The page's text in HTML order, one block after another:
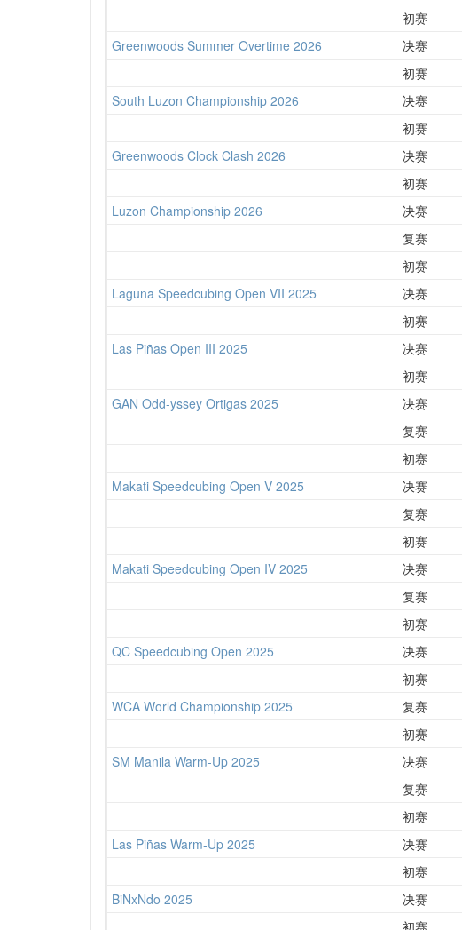
初赛
Greenwoods Summer Overtime 2026 决赛
初赛
South Luzon Championship 2026 决赛
初赛
Greenwoods Clock Clash 2026 决赛
初赛
Luzon Championship 2026 决赛
复赛
初赛
Laguna Speedcubing Open VII 2025 决赛
初赛
Las Piñas Open III 2025 决赛
初赛
GAN Odd-yssey Ortigas 2025 决赛
复赛
初赛
Makati Speedcubing Open V 2025 决赛
复赛
初赛
Makati Speedcubing Open IV 2025 决赛
复赛
初赛
QC Speedcubing Open 2025 决赛
初赛
WCA World Championship 2025 复赛
初赛
SM Manila Warm-Up 2025 决赛
复赛
初赛
Las Piñas Warm-Up 2025 决赛
初赛
BiNxNdo 2025 决赛
初赛